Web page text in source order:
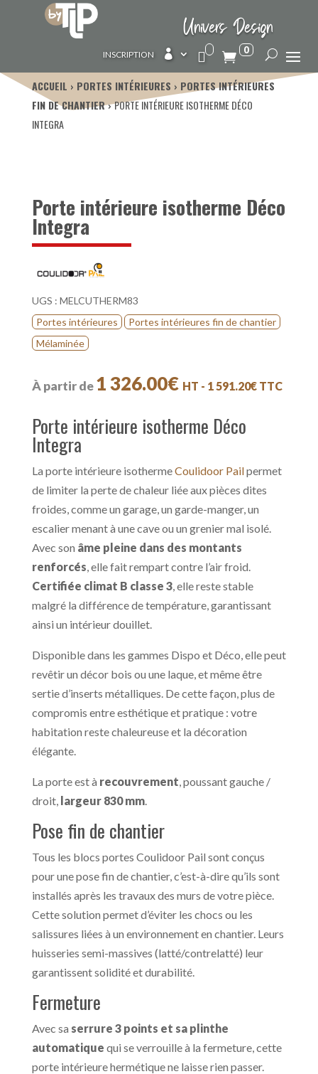
Univers Design
INSCRIPTION  0
ACCUEIL PORTES INTÉRIEURES
PORTES INTÉRIEURES
FIN DE CHANTIER
PORTE INTÉRIEURE ISOTHERME DÉCO
INTEGRA
Porte intérieure isotherme Déco
Integra
UGS : MELCUTHERM83
Portes intérieures
Portes intérieures fin de chantier
Mélaminée
À partir de1 326.00€ HT - 1 591.20€TTC
Porte intérieure isotherme Déco
Integra
La porte intérieure isothermeCoulidoor Pailpermet
de limiter la perte de chaleur liée aux pièces dites
froides, comme un garage, un garde-manger, un
escalier menant à une cave ou un grenier mal isolé.
Avec son âme pleine dans des montants
renforcés , elle fait rempart contre l’air froid.
Certifiée climat B classe 3, elle reste stable
malgré la différence de température, garantissant
ainsi un intérieur douillet.
Disponible dans les gammes Dispo et Déco, elle peut
revêtir un décor bois ou une laque, et même être
sertie d’inserts métalliques. De cette façon, plus de
compromis entre esthétique et pratique : votre
habitation reste chaleureuse et la décoration
élégante.
La porte est à recouvrement , poussant gauche /
droit, largeur 830 mm.
Pose fin de chantier
Tous les blocs portes Coulidoor Pail sont conçus
pour une pose fin de chantier, c’est-à-dire qu’ils sont
installés après les travaux des murs de votre pièce.
Cette solution permet d’éviter les chocs ou les
salissures liées à un environnement en chantier. Leurs
huisseries semi-massives (latté/contrelatté) leur
garantissent solidité et durabilité.
Fermeture
Avec sa serrure 3 points et sa plinthe
automatique qui se verrouille à la fermeture, cette
porte intérieure hermétique ne laisse rien passer.